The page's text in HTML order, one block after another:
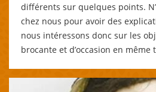
différents sur quelques points.
chez nous pour avoir des
nous intéressons donc sur les
brocante et d’occasion en même